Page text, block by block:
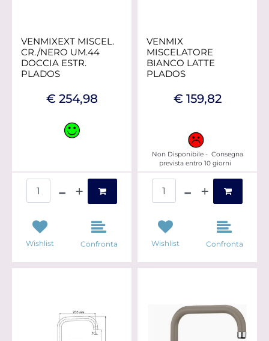
VENMIXEXT MISCEL.
CR./NERO UM.44
DOCCIA ESTR.
PLADOS
€ 254,98
Wishlist Confronta
VENMIX
MISCELATORE
BIANCO LATTE
PLADOS
€ 159,82
Non Disponibile - Consegna
prevista entro 10 giorni
Wishlist Confronta